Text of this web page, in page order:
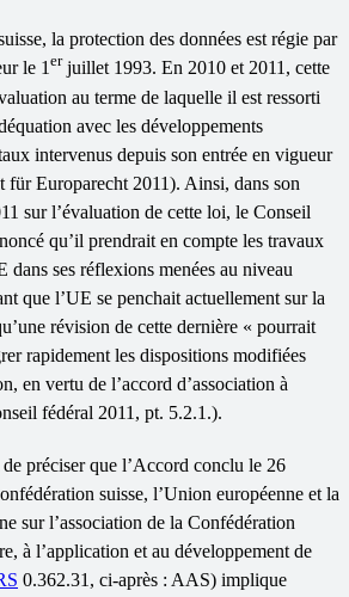
la protection des données est régie par
le 1 erjuillet 1993. En 2010 et 2011, cette
au terme de laquelle il est ressorti
avec les développements
intervenus depuis son entrée en vigueur
Europarecht 2011). Ainsi, dans son
sur l’évaluation de cette loi, le Conseil
qu’il prendrait en compte les travaux
dans ses réflexions menées au niveau
que l’UE se penchait actuellement sur la
révision de cette dernière « pourrait
rapidement les dispositions modifiées
en vertu de l’accord d’association à
fédéral 2011, pt. 5.2.1.).
préciser que l’Accord conclu le 26
suisse, l’Union européenne et la
sur l’association de la Confédération
à l’application et au développement de
0.362.31, ci-après : AAS) implique